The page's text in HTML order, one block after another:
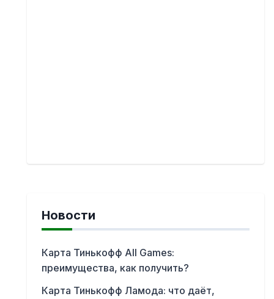
Новости
Карта Тинькофф All Games:
преимущества, как получить?
Карта Тинькофф Ламода: что даёт,